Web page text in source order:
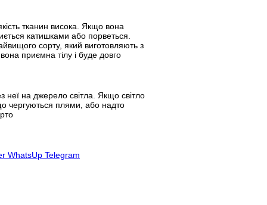
тканин висока. Якщо вона
катишками або порветься.
сорту, який виготовляють з
приємна тілу і буде довго
на джерело світла. Якщо світло
чергуються плями, або надто
WhatsUp Telegram